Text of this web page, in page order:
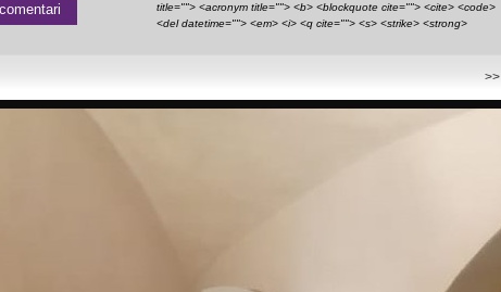
title=""> <acronym title=""> <b> <blockquote cite=""> <cite> <code>
<del datetime=""> <em> <i> <q cite=""> <s> <strike> <strong>
>>